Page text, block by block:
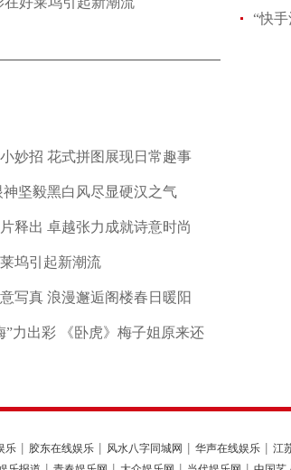
妙招 花式拼图展现日常趣事
神坚毅黑白风尽显硬汉之气
释出 卓越张力成就诗意时尚
坞引起新潮流
写真 浪漫邂逅阁楼春日暖阳
”力出彩 《卧虎》梅子姐原来还
乐 胶东在线娱乐 风水八字同城网 华声在线娱乐 江